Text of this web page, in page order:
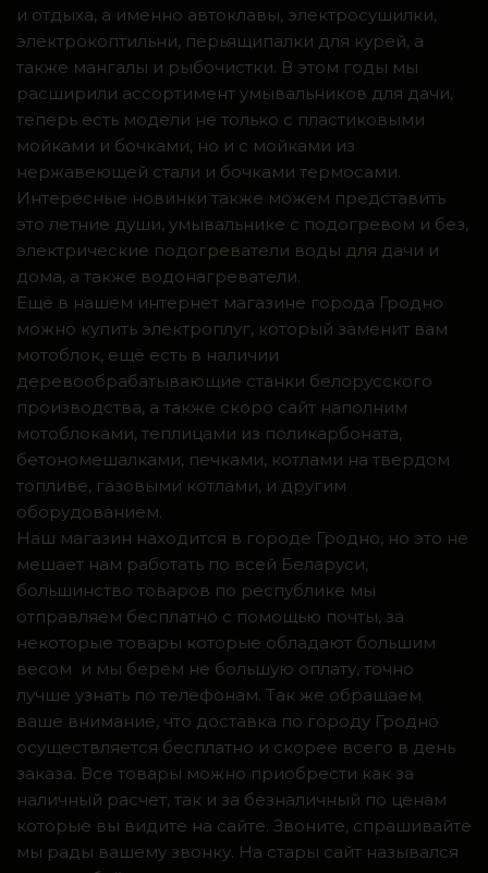
и отдыха, а именно автоклавы, электросушилки,
электрокоптильни, перьящипалки для курей, а
также мангалы и рыбочистки. В этом годы мы
расширили ассортимент умывальников для дачи,
теперь есть модели не только с пластиковыми
мойками и бочками, но и с мойками из
нержавеющей стали и бочками термосами.
Интересные новинки также можем представить
это летние души, умывальнике с подогревом и без,
электрические подогреватели воды для дачи и
дома, а также водонагреватели.
Ещё в нашем интернет магазине города Гродно
можно купить электроплуг, который заменит вам
мотоблок, ещё есть в наличии
деревообрабатывающие станки белорусского
производства, а также скоро сайт наполним
мотоблоками, теплицами из поликарбоната,
бетономешалками, печками, котлами на твердом
топливе, газовыми котлами, и другим
оборудованием.
Наш магазин находится в городе Гродно, но это не
мешает нам работать по всей Беларуси,
большинство товаров по республике мы
отправляем бесплатно с помощью почты, за
некоторые товары которые обладают большим
весом и мы берем не большую оплату, точно
лучше узнать по телефонам. Так же обращаем
ваше внимание, что доставка по городу Гродно
осуществляется бесплатно и скорее всего в день
заказа. Все товары можно приобрести как за
наличный расчет, так и за безналичный по ценам
которые вы видите на сайте. Звоните, спрашивайте
мы рады вашему звонку. На стары сайт назывался